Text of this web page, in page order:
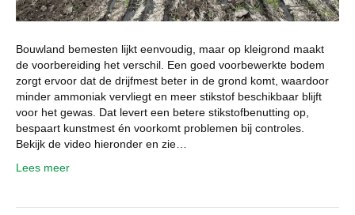
Bouwland bemesten lijkt eenvoudig, maar op kleigrond maakt
de voorbereiding het verschil. Een goed voorbewerkte bodem
zorgt ervoor dat de drijfmest beter in de grond komt, waardoor
minder ammoniak vervliegt en meer stikstof beschikbaar blijft
voor het gewas. Dat levert een betere stikstofbenutting op,
bespaart kunstmest én voorkomt problemen bij controles.
Bekijk de video hieronder en zie…
Lees meer